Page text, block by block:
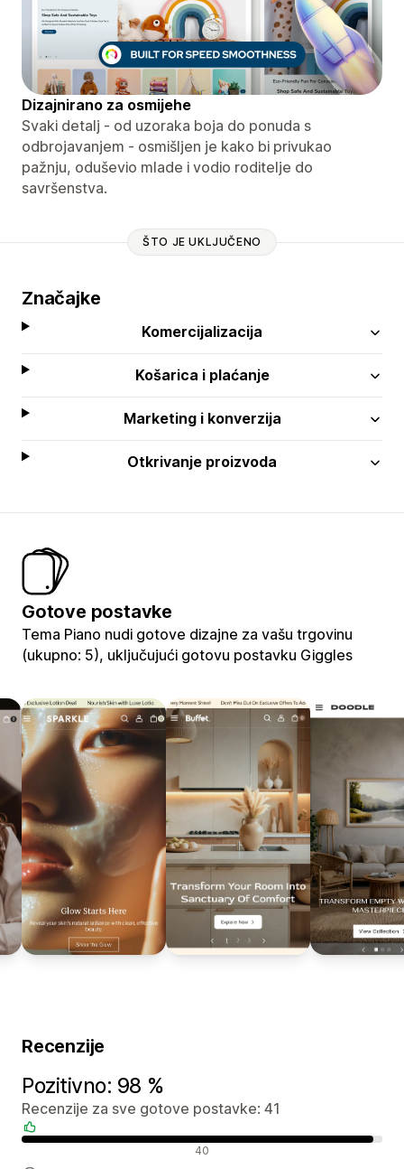
Dizajnirano za osmijehe
Svaki detalj - od uzoraka boja do ponuda s
odbrojavanjem - osmišljen je kako bi privukao
pažnju, oduševio mlade i vodio roditelje do
savršenstva.
ŠTO JE UKLJUČENO
Značajke
Komercijalizacija
Košarica i plaćanje
Marketing i konverzija
Otkrivanje proizvoda
Gotove postavke
Tema Piano nudi gotove dizajne za vašu trgovinu
(ukupno: 5), uključujući gotovu postavku Giggles
Recenzije
Pozitivno: 98 %
Recenzije za sve gotove postavke: 41
40